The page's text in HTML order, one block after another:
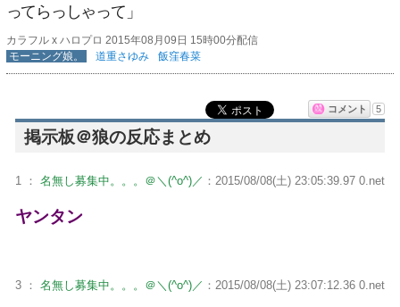
ってらっしゃって」
カラフル x ハロプロ 2015年08月09日 15時00分配信
モーニング娘。
道重さゆみ 飯窪春菜
コメント 5
掲示板＠狼の反応まとめ
1 ： 名無し募集中。。。＠＼(^o^)／ ：2015/08/08(土) 23:05:39.97 0.net
ヤンタン
3 ： 名無し募集中。。。＠＼(^o^)／ ：2015/08/08(土) 23:07:12.36 0.net